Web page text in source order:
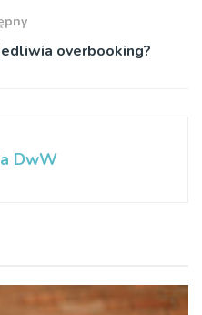
overbooking?
DwW